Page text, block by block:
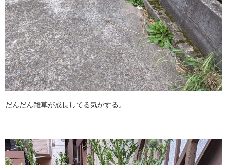
だんだん雑草が成長してる気がする。